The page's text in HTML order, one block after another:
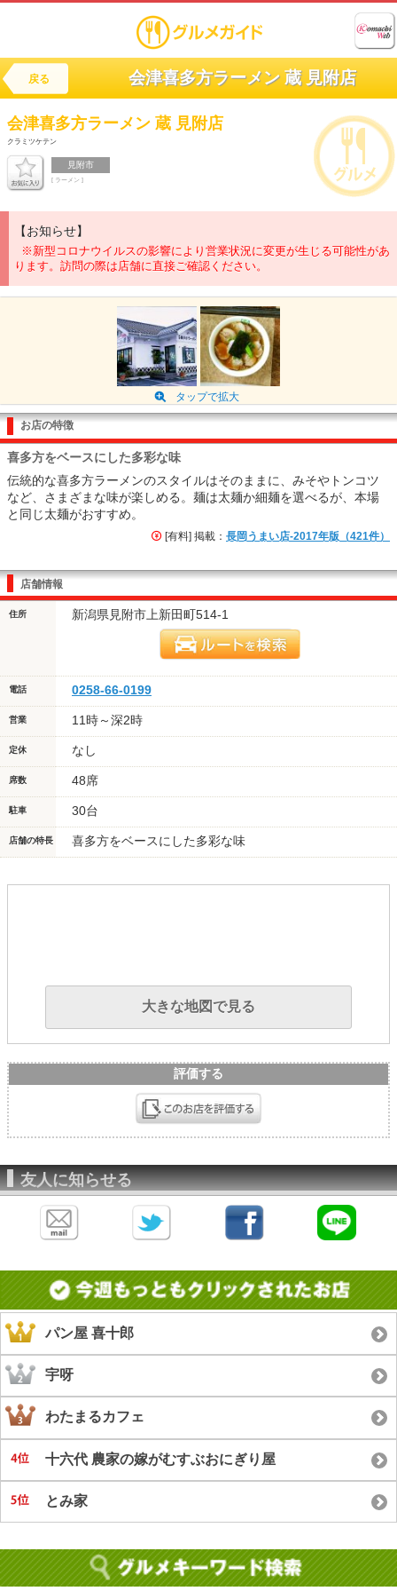
戻る 会津喜多方ラーメン 蔵 見附店
会津喜多方ラーメン 蔵 見附店
クラミツケテン
見附市
[ ラーメン ]
【お知らせ】
※新型コロナウイルスの影響により営業状況に変更が生じる可能性があ
ります。訪問の際は店舗に直接ご確認ください。
タップで拡大
お店の特徴
喜多方をベースにした多彩な味
伝統的な喜多方ラーメンのスタイルはそのままに、みそやトンコツ
など、さまざまな味が楽しめる。麺は太麺か細麺を選べるが、本場
と同じ太麺がおすすめ。
[有料] 掲載： 長岡うまい店-2017年版（421件）
店舗情報
住所 新潟県見附市上新田町514-1
電話 0258-66-0199
営業 11時～深2時
定休 なし
席数 48席
駐車 30台
店舗の特長 喜多方をベースにした多彩な味
大きな地図で見る
評価する
友人に知らせる
パン屋 喜十郎
宇呀
わたまるカフェ
十六代 農家の嫁がむすぶおにぎり屋
とみ家